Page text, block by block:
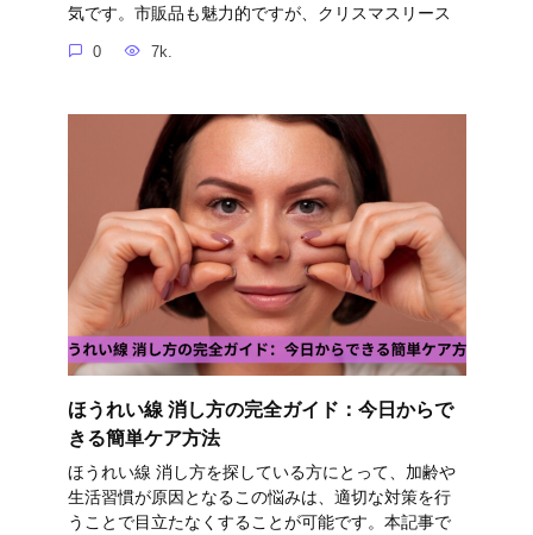
気です。市販品も魅力的ですが、クリスマスリース
0 7k.
ほうれい線 消し方の完全ガイド：今日からで
きる簡単ケア方法
ほうれい線 消し方を探している方にとって、加齢や
生活習慣が原因となるこの悩みは、適切な対策を行
うことで目立たなくすることが可能です。本記事で